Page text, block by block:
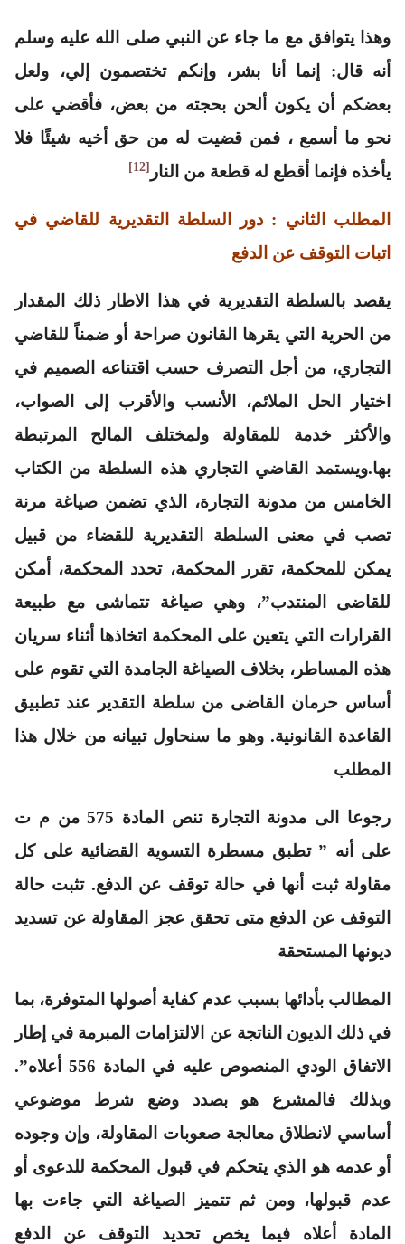
وهذا يتوافق مع ما جاء عن النبي صلى الله عليه وسلم
أنه قال: إنما أنا بشر، وإنكم تختصمون إلي، ولعل
بعضكم أن يكون ألحن بحجته من بعض، فأقضي على
نحو ما أسمع ، فمن قضيت له من حق أخيه شيئًا فلا
يأخذه فإنما أقطع له قطعة من النار [12]
المطلب الثاني : دور السلطة التقديرية للقاضي في
اتبات التوقف عن الدفع
يقصد بالسلطة التقديرية في هذا الاطار ذلك المقدار
من الحرية التي يقرها القانون صراحة أو ضمناً للقاضي
التجاري، من أجل التصرف حسب اقتناعه الصميم في
اختيار الحل الملائم، الأنسب والأقرب إلى الصواب،
والأكثر خدمة للمقاولة ولمختلف المالح المرتبطة
بها.ويستمد القاضي التجاري هذه السلطة من الكتاب
الخامس من مدونة التجارة، الذي تضمن صياغة مرنة
تصب في معنى السلطة التقديرية للقضاء من قبيل
يمكن للمحكمة، تقرر المحكمة، تحدد المحكمة، أمكن
للقاضى المنتدب”، وهي صياغة تتماشى مع طبيعة
القرارات التي يتعين على المحكمة اتخاذها أثناء سريان
هذه المساطر، بخلاف الصياغة الجامدة التي تقوم على
أساس حرمان القاضى من سلطة التقدير عند تطبيق
القاعدة القانونية. وهو ما سنحاول تبيانه من خلال هذا
المطلب
رجوعا الى مدونة التجارة تنص المادة 575 من م ت
على أنه ” تطبق مسطرة التسوية القضائية على كل
مقاولة ثبت أنها في حالة توقف عن الدفع. تثبت حالة
التوقف عن الدفع متى تحقق عجز المقاولة عن تسديد
ديونها المستحقة
المطالب بأدائها بسبب عدم كفاية أصولها المتوفرة، بما
في ذلك الديون الناتجة عن الالتزامات المبرمة في إطار
الاتفاق الودي المنصوص عليه في المادة 556 أعلاه”.
وبذلك فالمشرع هو بصدد وضع شرط موضوعي
أساسي لانطلاق معالجة صعوبات المقاولة، وإن وجوده
أو عدمه هو الذي يتحكم في قبول المحكمة للدعوى أو
عدم قبولها، ومن ثم تتميز الصياغة التي جاءت بها
المادة أعلاه فيما يخص تحديد التوقف عن الدفع